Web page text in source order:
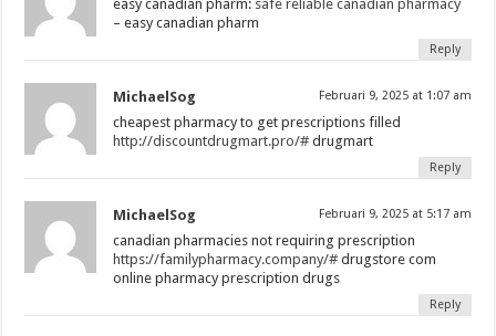
easy canadian pharm: safe reliable canadian pharmacy
– easy canadian pharm
Reply
MichaelSog Februari 9, 2025 at 1:07 am
cheapest pharmacy to get prescriptions filled
http://discountdrugmart.pro/# drugmart
Reply
MichaelSog Februari 9, 2025 at 5:17 am
canadian pharmacies not requiring prescription
https://familypharmacy.company/# drugstore com
online pharmacy prescription drugs
Reply